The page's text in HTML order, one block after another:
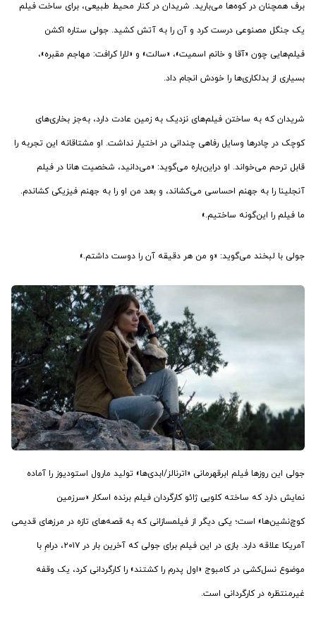
برف همچنان در کوه‌ها می‌بارید. شریدان در کنار محیط طبیعی، برای ساخت فیلم
یک جنگل مصنوعی درست کرد و آن را به آتش کشید. جولی ستاره اکشن
فیلم‌هایی چون «آقا و خانم اسمیت»، «سالت» و «لارا کرافت: مهاجم مقبره»،
بسیاری از بدلکاری‌ها را خودش انجام داد.
شریدان که به ساختن فیلم‌های نزدیک به زمین عادت دارد، به‌جز بخاری‌های
کوچک در چادرها وسایل رفاهی چندانی در اختیار نداشت. او مشتاقانه این تجربه را
قابل ترحم می‌خواند. او دراین‌باره می‌گوید: «می‌دانید، شخصیت هانا در فیلم
آنجلینا را به جهنم احساسی می‌کشاند، و بعد من او را به جهنم فیزیکی کشاندم.
ما فیلم را این‌گونه ساختیم.»
جولی با لبخند می‌گوید: «و من هر دقیقه آن را دوست داشتم.»
جولی این روزها فیلم ابرقهرمانی «اترنالز/ابدی‌ها» تولید مارول استودیوز را آماده
نمایش دارد که ساخته کلویی ژائو کارگردان فیلم برنده اسکار «سرزمین
کوچ‌نشین‌ها» است؛ یکی دیگر از فیلمسازانی که به قصه‌های تازه در مرزهای قدیمی
آمریکا علاقه دارد. بازی در این فیلم برای جولی که آخرین بار در ۲۰۱۷، درامِ با
موضوع نسل‌کشی در کامبوج «اول پدرم را کشتند» را کارگردانی کرد، یک وقفه
غیرمنتظره در کارگردانی است.